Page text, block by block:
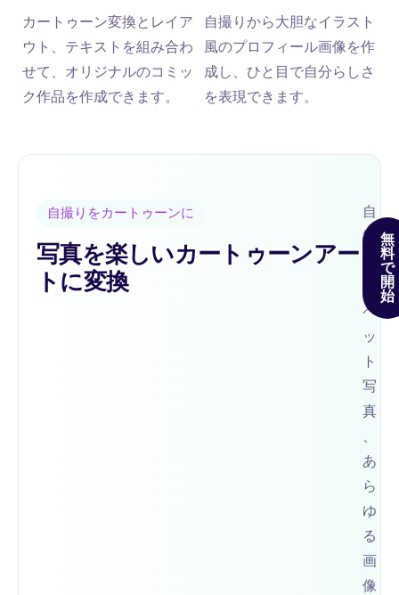
カートゥーン変換とレイア
ウト、テキストを組み合わ
せて、オリジナルのコミッ
ク作品を作成できます。
自撮りから大胆なイラスト
風のプロフィール画像を作
成し、ひと目で自分らしさ
を表現できます。
自撮りをカートゥーンに
写真を楽しいカートゥーンアー
トに変換
自
撮
ペ
ッ
ト
写
真
あ
ら
ゆ
る
画
像
無
料
で
開
始